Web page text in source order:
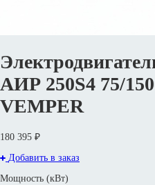
АИР 250S4 75/
VEMPER
180 395 ₽
Добавить в заказ
Мощность (кВт)